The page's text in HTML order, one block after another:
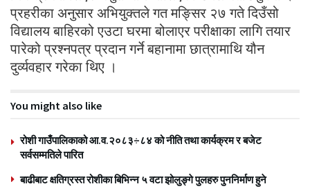
प्रहरीका अनुसार अभियुक्तले गत मङ्सिर २७ गते दिउँसो
विद्यालय बाहिरको एउटा घरमा बोलाएर परीक्षाका लागि तयार
पारेको प्रश्नपत्र प्रदान गर्ने बहानामा छात्रामाथि यौन
दुर्व्यवहार गरेका थिए ।
You might also like
रोशी गाउँपालिकाको आ.व.२०८३÷८४ को नीति तथा कार्यक्रम र बजेट
सर्वसम्मतिले पारित
बाढीबाट क्षतिग्रस्त रोशीका बिभिन्न ५ वटा झोलुङ्गे पुलहरु पुननिर्माण हुने